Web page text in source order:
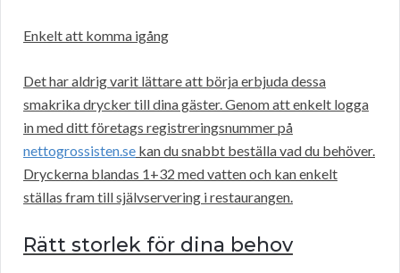
Enkelt att komma igång
Det har aldrig varit lättare att börja erbjuda dessa
smakrika drycker till dina gäster. Genom att enkelt logga
in med ditt företags registreringsnummer på
nettogrossisten.se kan du snabbt beställa vad du behöver.
Dryckerna blandas 1+32 med vatten och kan enkelt
ställas fram till självservering i restaurangen.
Rätt storlek för dina behov